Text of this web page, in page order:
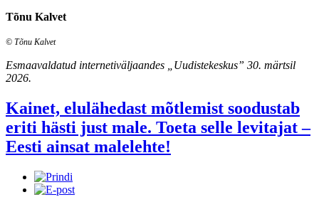
Tõnu Kalvet
© Tõnu Kalvet
Esmaavaldatud internetiväljaandes „Uudistekeskus” 30. märtsil
2026.
Kainet, elulähedast mõtlemist soodustab
eriti hästi just male. Toeta selle levitajat –
Eesti ainsat malelehte!